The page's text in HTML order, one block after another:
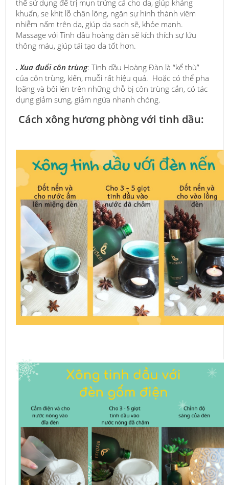
thể sử dụng để trị mụn trứng cá cho da, giúp kháng
khuẩn, se khít lỗ chân lông, ngăn sự hình thành viêm
nhiễm nấm trên da, giúp da sạch sẽ, khỏe mạnh.
Massage với Tinh dầu hoàng đàn sẽ kích thích sự lứu
thông máu, giúp tái tạo da tốt hơn.
. Xua đuổi côn trùng: Tinh dầu Hoàng Đàn là “kể thù”
của côn trùng, kiến, muỗi rất hiệu quả. Hoặc có thể pha
loãng và bôi lên trên những chỗ bị côn trùng cắn, có tác
dụng giảm sưng, giảm ngứa nhanh chóng.
Cách xông hương phòng với tinh dầu: